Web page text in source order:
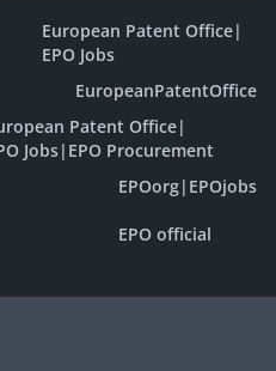
European Patent Office|
EPO Jobs
EuropeanPatentOffice
Patent Office|
Jobs| EPO Procurement
EPOorg| EPOjobs
EPO official